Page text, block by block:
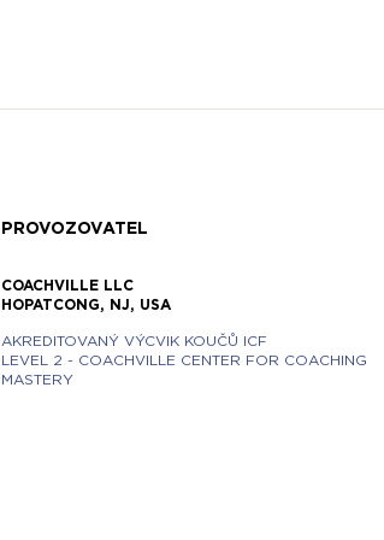
PROVOZOVATEL
COACHVILLE LLC
HOPATCONG, NJ, USA
AKREDITOVANÝ VÝCVIK KOUČŮ ICF
LEVEL 2 - COACHVILLE CENTER FOR COACHING
MASTERY